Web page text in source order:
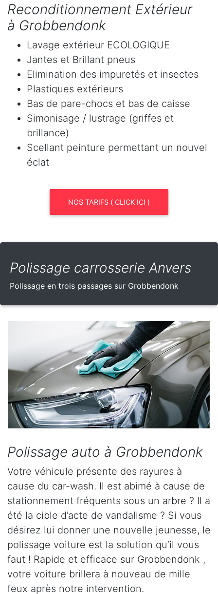
Reconditionnement Extérieur
à Grobbendonk
Lavage extérieur ECOLOGIQUE
Jantes et Brillant pneus
Elimination des impuretés et insectes
Plastiques extérieurs
Bas de pare-chocs et bas de caisse
Simonisage / lustrage (griffes et
brillance)
Scellant peinture permettant un nouvel
éclat
NOS TARIFS ( CLICK ICI )
Polissage carrosserie Anvers
Polissage en trois passages sur Grobbendonk
Polissage auto à Grobbendonk
Votre véhicule présente des rayures à
cause du car-wash. Il est abimé à cause de
stationnement fréquents sous un arbre ? Il a
été la cible d’acte de vandalisme ? Si vous
désirez lui donner une nouvelle jeunesse, le
polissage voiture est la solution qu’il vous
faut ! Rapide et efficace sur Grobbendonk ,
votre voiture brillera à nouveau de mille
feux après notre intervention.